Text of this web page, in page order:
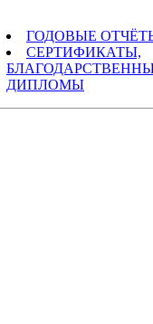
ГОДОВЫЕ
СЕРТИФИКАТЫ,
ДИПЛОМЫ